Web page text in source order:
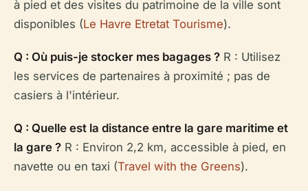
à pied et des visites du patrimoine de la ville sont
disponibles (Le Havre Etretat Tourisme).
Q : Où puis-je stocker mes bagages ? R : Utilisez
les services de partenaires à proximité ; pas de
casiers à l'intérieur.
Q : Quelle est la distance entre la gare maritime et
la gare ? R : Environ 2,2 km, accessible à pied, en
navette ou en taxi (Travel with the Greens).